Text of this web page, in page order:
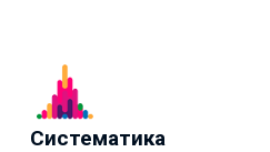
Систематика